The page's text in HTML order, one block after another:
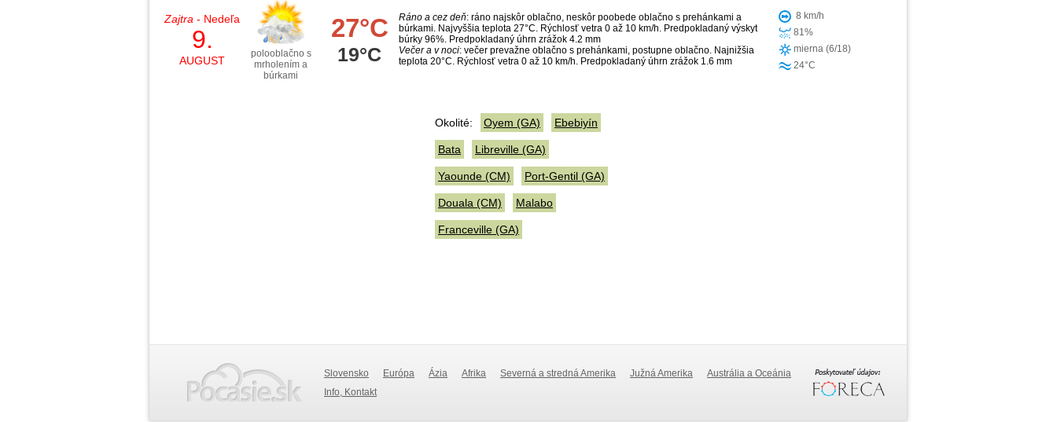
Zajtra - Nedeľa
9.
AUGUST
polooblačno s
mrholením a
búrkami
27°C
19°C
Ráno a cez deň: ráno najskôr oblačno, neskôr poobede oblačno s prehánkami a
búrkami. Najvyššia teplota 27°C. Rýchlosť vetra 0 až 10 km/h. Predpokladaný výskyt
búrky 96%. Predpokladaný úhrn zrážok 4.2 mm
Večer a v noci: večer prevažne oblačno s prehánkami, postupne oblačno. Najnižšia
teplota 20°C. Rýchlosť vetra 0 až 10 km/h. Predpokladaný úhrn zrážok 1.6 mm
8 km/h
81%
mierna (6/18)
24°C
Okolité: Oyem (GA) Ebebiyín
Bata Libreville (GA)
Yaounde (CM) Port-Gentil (GA)
Douala (CM) Malabo
Franceville (GA)
Slovensko Európa Ázia Afrika Severná a stredná Amerika Južná Amerika
Austrália a Oceánia
Info, Kontakt